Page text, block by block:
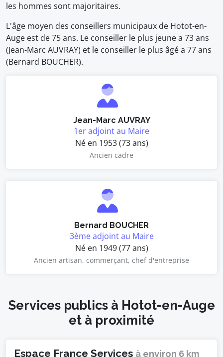
les hommes sont majoritaires.
L'âge moyen des conseillers municipaux de Hotot-en-
Auge est de 75 ans. Le conseiller le plus jeune a 73 ans
(Jean-Marc AUVRAY) et le conseiller le plus âgé a 77 ans
(Bernard BOUCHER).
Jean-Marc AUVRAY
1er adjoint au Maire
Né en 1953 (73 ans)
Ancien cadre
Bernard BOUCHER
3ème adjoint au Maire
Né en 1949 (77 ans)
Ancien artisan, commerçant, chef d'entreprise
Services publics à Hotot-en-Auge
et à proximité
Espace France Services à environ 6 km